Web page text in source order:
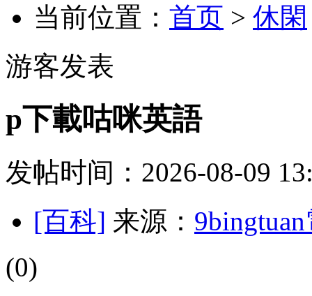
当前位置： 首页 > 休閑
游客发表
p下載咕咪英語
发帖时间：2026-08-09
[百科] 来源：
(0)